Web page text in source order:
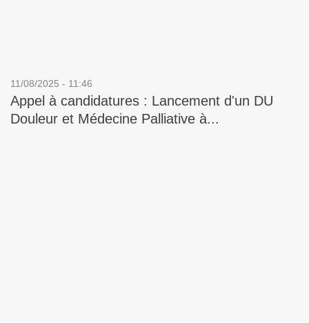
11/08/2025 - 11:46
Appel à candidatures : Lancement d'un DU
Douleur et Médecine Palliative à...